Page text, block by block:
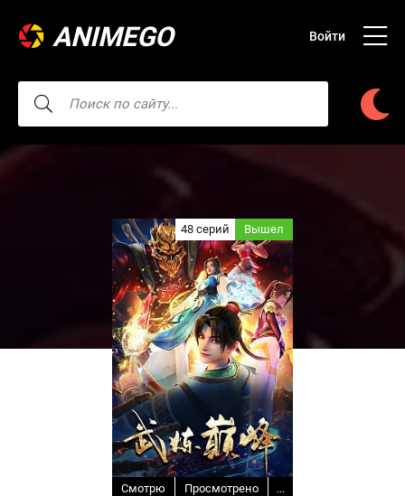
ANIMEGO Войти
48 серий Вышел
Смотрю Просмотрено ...